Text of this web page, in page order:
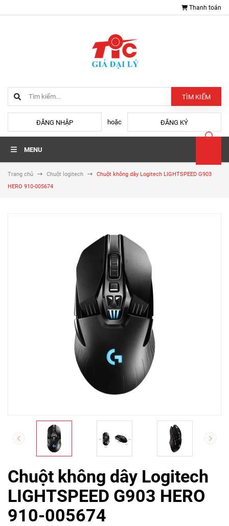
Thanh toán
TÌM KIẾM
ĐĂNG NHẬP hoặc ĐĂNG KÝ
MENU
Trang chủ Chuột logitech
Chuột không dây Logitech LIGHTSPEED G903
HERO 910-005674
Chuột không dây Logitech
LIGHTSPEED G903 HERO
910-005674